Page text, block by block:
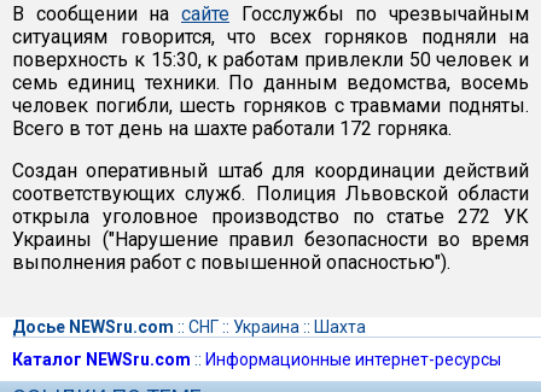
В сообщении на сайте Госслужбы по чрезвычайным
ситуациям говорится, что всех горняков подняли на
поверхность к 15:30, к работам привлекли 50 человек и
семь единиц техники. По данным ведомства, восемь
человек погибли, шесть горняков с травмами подняты.
Всего в тот день на шахте работали 172 горняка.
Создан оперативный штаб для координации действий
соответствующих служб. Полиция Львовской области
открыла уголовное производство по статье 272 УК
Украины ("Нарушение правил безопасности во время
выполнения работ с повышенной опасностью").
Досье NEWSru.com :: СНГ:: Украина :: Шахта
Каталог NEWSru.com :: Информационные интернет-ресурсы